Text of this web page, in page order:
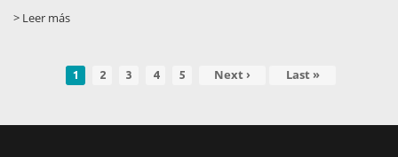
> Leer más
Página
1 Page
2 Page
3 Page
4 Page
5
Siguiente
Next ›
Última
Last »